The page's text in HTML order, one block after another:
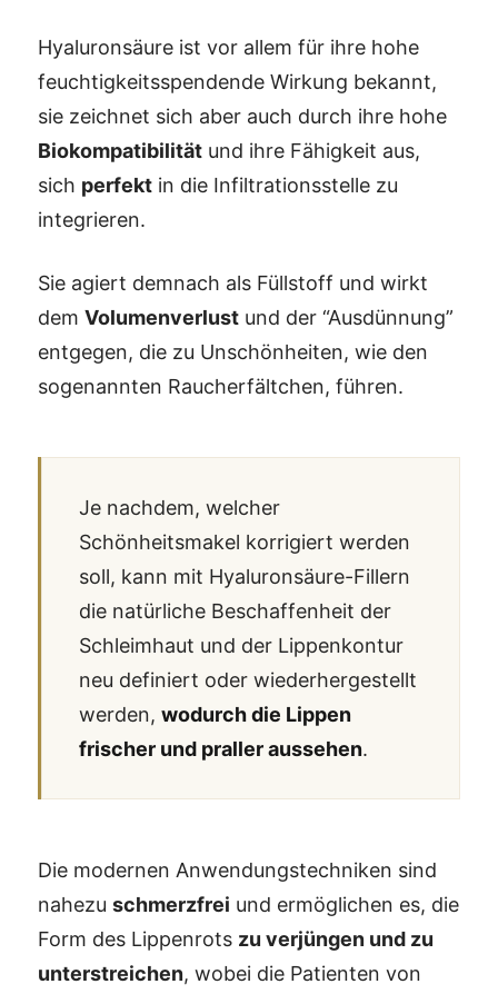
Hyaluronsäure ist vor allem für ihre hohe
feuchtigkeitsspendende Wirkung bekannt,
sie zeichnet sich aber auch durch ihre hohe
Biokompatibilität und ihre Fähigkeit aus,
sich perfekt in die Infiltrationsstelle zu
integrieren.
Sie agiert demnach als Füllstoff und wirkt
dem Volumenverlust und der “Ausdünnung”
entgegen, die zu Unschönheiten, wie den
sogenannten Raucherfältchen, führen.
Je nachdem, welcher
Schönheitsmakel korrigiert werden
soll, kann mit Hyaluronsäure-Fillern
die natürliche Beschaffenheit der
Schleimhaut und der Lippenkontur
neu definiert oder wiederhergestellt
werden, wodurch die Lippen
frischer und praller aussehen.
Die modernen Anwendungstechniken sind
nahezu schmerzfrei und ermöglichen es, die
Form des Lippenrots zu verjüngen und zu
unterstreichen, wobei die Patienten von